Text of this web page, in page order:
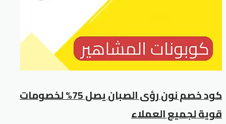
كود خصم نون رؤى الصبان يصل 75% لخصومات
قوية لجميع العملاء